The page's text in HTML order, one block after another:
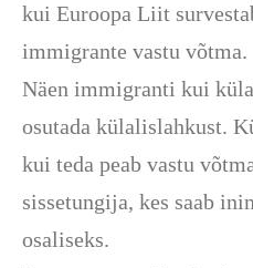
kui Euroopa Liit
immigrante vastu võtma.
Näen immigranti kui
osutada külalislahkust.
kui teda peab vastu
sissetungija, kes saab
osaliseks.